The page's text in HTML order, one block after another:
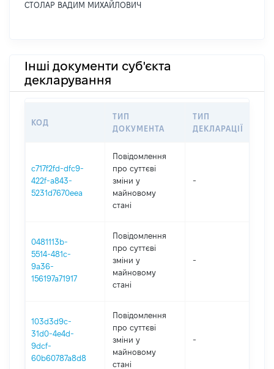
СТОЛАР ВАДИМ МИХАЙЛОВИЧ
Інші документи суб'єкта
декларування
КОД
ТИП
ДОКУМЕНТА
ТИП
ДЕКЛАРАЦІЇ
c717f2fd-dfc9-
422f-a843-
5231d7670eea
Повідомлення
про суттєві
зміни y
майновому
стані
-
0481113b-
5514-481c-
9a36-
156197a71917
Повідомлення
про суттєві
зміни y
майновому
стані
-
103d3d9c-
31d0-4e4d-
9dcf-
60b60787a8d8
Повідомлення
про суттєві
зміни y
майновому
стані
-